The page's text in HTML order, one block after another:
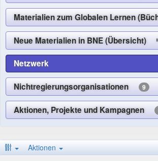
Materialien zum Globalen Lernen
Neue Materialien in BNE (Übersicht)
Netzwerk
Nichtregierungsorganisationen 9
Aktionen, Projekte und Kampagnen
Aktionen